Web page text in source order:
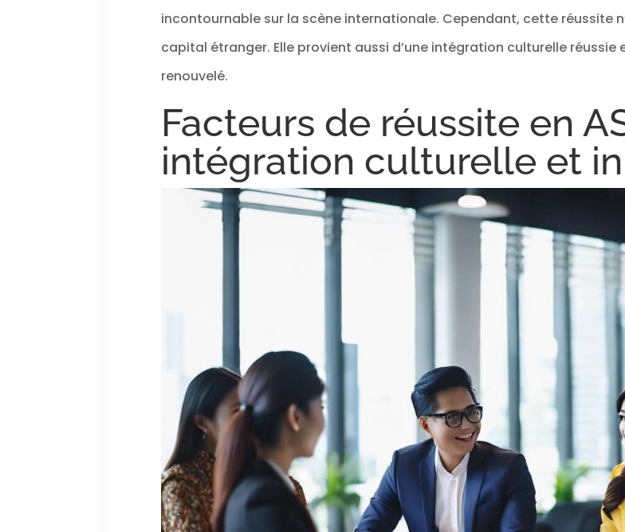
incontournable sur la scène internationale. Cependant, cette réussite
capital étranger. Elle provient aussi d’une intégration culturelle réussie
renouvelé.
Facteurs de réussite en
intégration culturelle et